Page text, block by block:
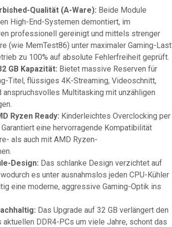
Qualität (A-Ware): Beide Module
High-End-Systemen demontiert, im
professionell gereinigt und mittels strenger
(wie MemTest86) unter maximaler Gaming-Last
zu 100% auf absolute Fehlerfreiheit geprüft.
GB Kapazität: Bietet massive Reserven für
Titel, flüssiges 4K-Streaming, Videoschnitt,
anspruchsvolles Multitasking mit unzähligen
Ryzen Ready: Kinderleichtes Overclocking per
eine hervorragende Kompatibilität
als auch mit AMD Ryzen-
Design: Das schlanke Design verzichtet auf
es unter ausnahmslos jeden CPU-Kühler
eine moderne, aggressive Gaming-Optik ins
Das Upgrade auf 32 GB verlängert den
DDR4-PCs um viele Jahre, schont das